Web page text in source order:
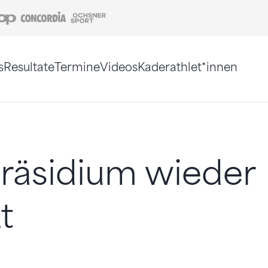
Coop Concordia
ResultateTermineVideosKaderathlet*innen
wieder